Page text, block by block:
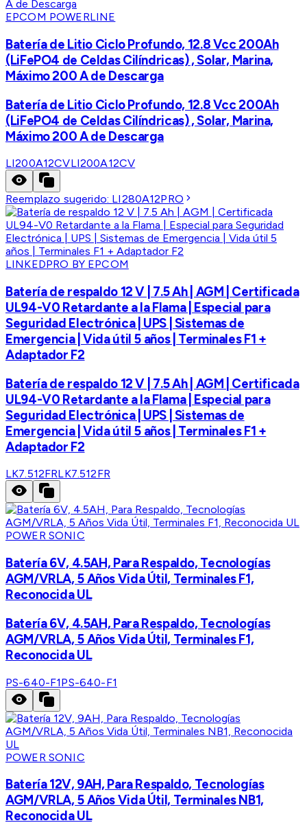
EPCOM POWERLINE
Batería de Litio Ciclo Profundo, 12.8 Vcc 200Ah
(LiFePO4 de Celdas Cilíndricas) , Solar, Marina,
Máximo 200 A de Descarga
Batería de Litio Ciclo Profundo, 12.8 Vcc 200Ah
(LiFePO4 de Celdas Cilíndricas) , Solar, Marina,
Máximo 200 A de Descarga
LI200A12CVLI200A12CV
Reemplazo sugerido: LI280A12PRO
LINKEDPRO BY EPCOM
Batería de respaldo 12 V | 7.5 Ah | AGM | Certificada
UL94-V0 Retardante a la Flama | Especial para
Seguridad Electrónica | UPS | Sistemas de
Emergencia | Vida útil 5 años | Terminales F1 +
Adaptador F2
Batería de respaldo 12 V | 7.5 Ah | AGM | Certificada
UL94-V0 Retardante a la Flama | Especial para
Seguridad Electrónica | UPS | Sistemas de
Emergencia | Vida útil 5 años | Terminales F1 +
Adaptador F2
LK7.512FRLK7.512FR
POWER SONIC
Batería 6V, 4.5AH, Para Respaldo, Tecnologías
AGM/VRLA, 5 Años Vida Útil, Terminales F1,
Reconocida UL
Batería 6V, 4.5AH, Para Respaldo, Tecnologías
AGM/VRLA, 5 Años Vida Útil, Terminales F1,
Reconocida UL
PS-640-F1PS-640-F1
POWER SONIC
Batería 12V, 9AH, Para Respaldo, Tecnologías
AGM/VRLA, 5 Años Vida Útil, Terminales NB1,
Reconocida UL